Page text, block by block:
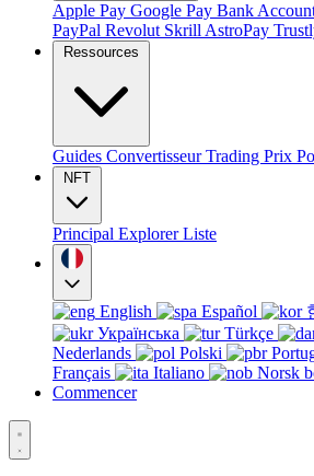
Apple Pay Google Pay Bank
PayPal Revolut Skrill AstroPay
Ressources
Guides ConvertisseurTrading Prix
NFT
Principal ExplorerListe
English Español
Українська
Türkçe
Nederlands
Polski
Français
Italiano
Norsk
Commencer